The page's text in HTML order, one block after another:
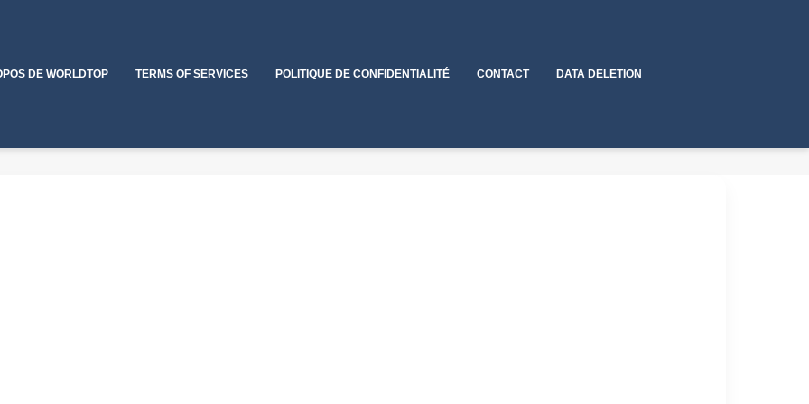
DE WORLDTOP TERMS OF SERVICES POLITIQUE DE CONFIDENTIALITÉ CONTACT DATA DELETION